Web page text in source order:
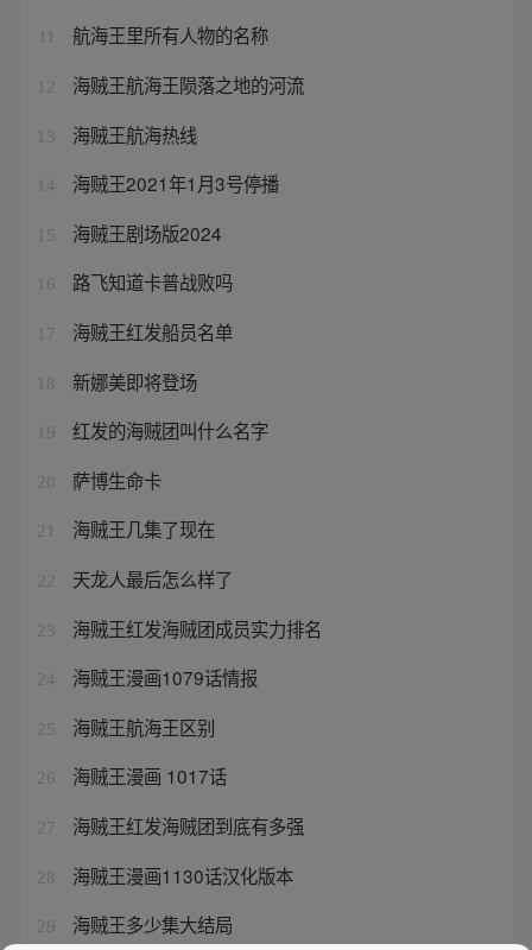
航海王里所有人物的名称
12 海贼王航海王陨落之地的河流
13 海贼王航海热线
14 海贼王2021年1月3号停播
15 海贼王剧场版2024
16 路飞知道卡普战败吗
17 海贼王红发船员名单
18 新娜美即将登场
19 红发的海贼团叫什么名字
20 萨博生命卡
21 海贼王几集了现在
22 天龙人最后怎么样了
23 海贼王红发海贼团成员实力排名
24 海贼王漫画1079话情报
25 海贼王航海王区别
26 海贼王漫画 1017话
27 海贼王红发海贼团到底有多强
28 海贼王漫画1130话汉化版本
29 海贼王多少集大结局